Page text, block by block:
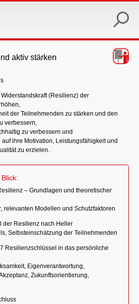
aktiv stärken
(Resilienz) der
der Teilnehmenden zu stärken und den
verbessern,
zu verbessern und
auf ihre Motivation, Leistungsfähigkeit und
zu erzielen.
– Grundlagen und theoretischer
relevanten Modellen und Schutzfaktoren
der Resilienz nach Heller
Selbsteinschätzung der Teilnehmenden
Resilienzschlüssel in das persönliche
Eigenverantwortung,
Zukunftsorientierung,